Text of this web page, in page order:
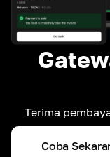
Terima
Coba